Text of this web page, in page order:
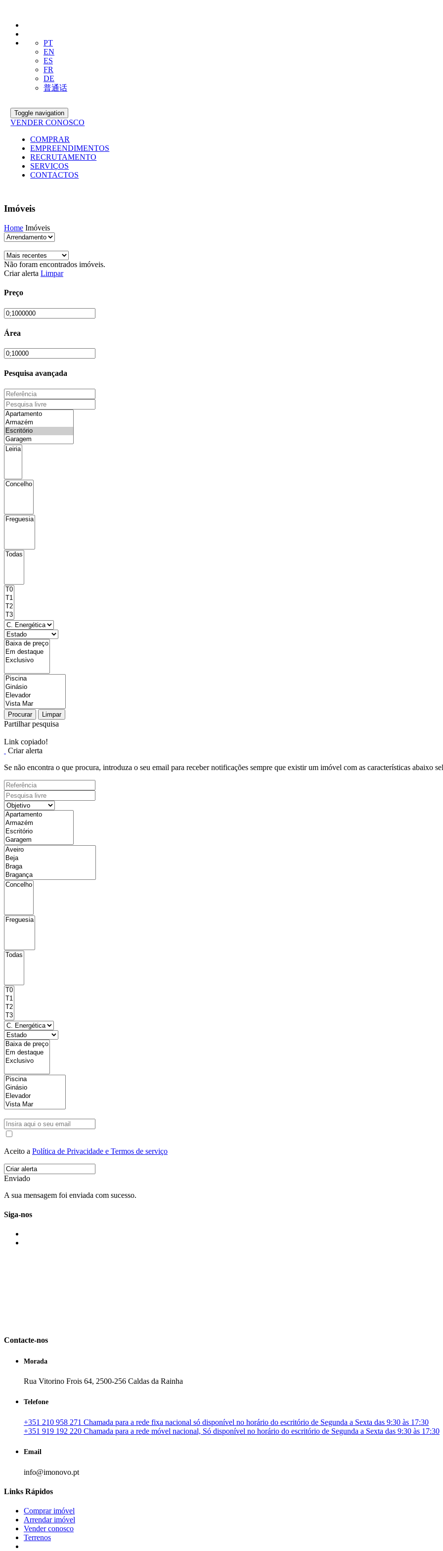
PT
EN
ES
FR
DE
普通话
Toggle navigation
VENDER CONOSCO
COMPRAR
EMPREENDIMENTOS
RECRUTAMENTO
SERVIÇOS
CONTACTOS
Imóveis
Home Imóveis
Não foram encontrados imóveis.
Criar alerta Limpar
Preço
Área
Pesquisa avançada
Procurar Limpar
Partilhar pesquisa
Link copiado!
Criar alerta
Se não encontra o que procura, introduza o seu email para receber notificações sempre que existir um imóvel com as características abaixo
Aceito a Política de Privacidade e Termos de serviço
Enviado
A sua mensagem foi enviada com sucesso.
Siga-nos
Contacte-nos
Morada
Rua Vitorino Frois 64, 2500-256 Caldas da Rainha
Telefone
+351 210 958 271 Chamada para a rede fixa nacional só disponível no horário do escritório de Segunda a Sexta das 9:30 às 17:30
+351 919 192 220 Chamada para a rede móvel nacional, Só disponível no horário do escritório de Segunda a Sexta das 9:30 às 17:30
Email
info@imonovo.pt
Links Rápidos
Comprar imóvel
Arrendar imóvel
Vender conosco
Terrenos